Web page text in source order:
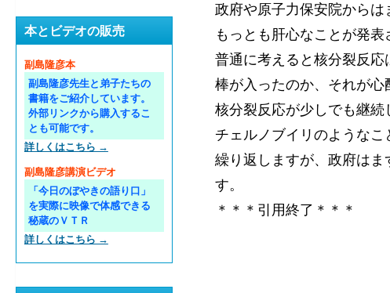
政府や原子力保安院からは
もっとも肝心なことが発表
普通に考えると核分裂反
棒が入ったのか、それが心
核分裂反応が少しでも継
チェルノブイリのようなこ
繰り返しますが、政府は
す。
＊＊＊引用終了＊＊＊
本とビデオの販売
副島隆彦本
副島隆彦先生と弟子たちの
書籍をご紹介しています。
外部リンクから購入するこ
とも可能です。
詳しくはこちら →
副島隆彦講演ビデオ
「今日のぼやきの語り口」
を実際に映像で体感できる
秘蔵のＶＴＲ
詳しくはこちら →